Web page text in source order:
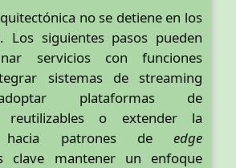
no se detiene en los
Los siguientes pasos pueden
servicios con funciones
sistemas de streaming
plataformas de
reutilizables o extender la
hacia patrones de edge
clave mantener un enfoque